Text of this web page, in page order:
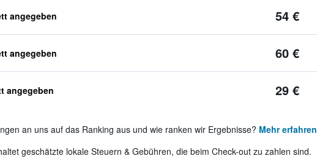
angegeben 54 €
angegeben 60 €
angegeben 29 €
an uns auf das Ranking aus und wie ranken wir Ergebnisse? Mehr erfahren
geschätzte lokale Steuern & Gebühren, die beim Check-out zu zahlen sind.